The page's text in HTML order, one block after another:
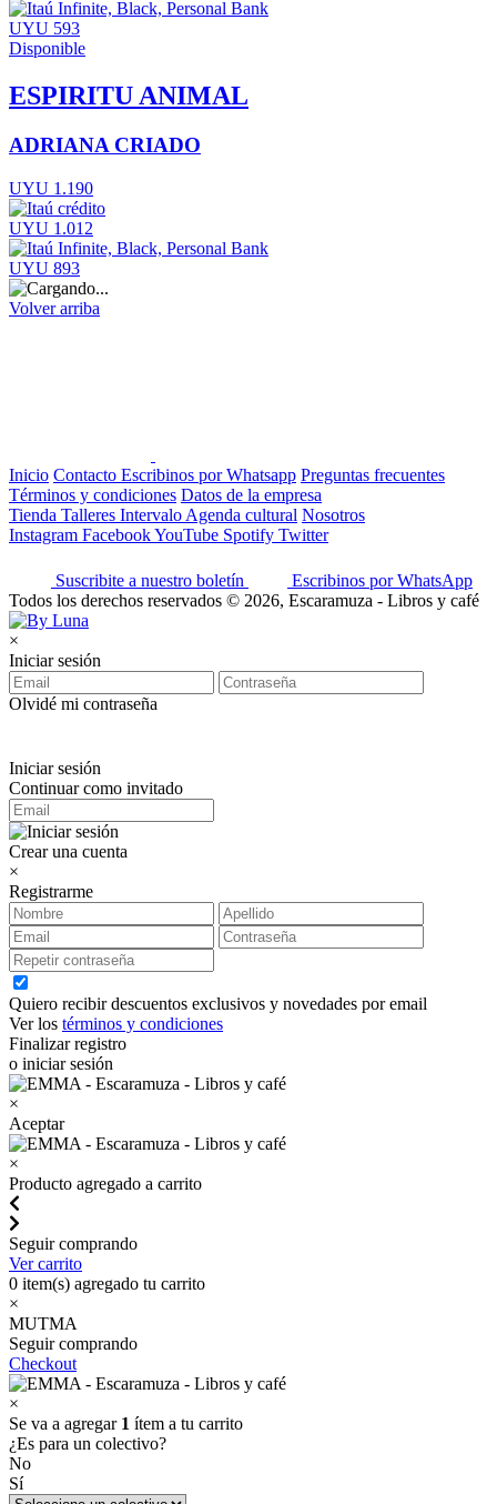
UYU 593
Disponible
ESPIRITU ANIMAL
ADRIANA CRIADO
UYU 1.190
UYU 1.012
UYU 893
Volver arriba
Inicio Contacto Escribinos por Whatsapp Preguntas frecuentes
Términos y condiciones Datos de la empresa
Tienda Talleres Intervalo Agenda cultural Nosotros
Instagram FacebookYouTube Spotify Twitter
Suscribite a nuestro boletín
Escribinos por WhatsApp
Todos los derechos reservados © 2026, Escaramuza - Libros y café
×
Iniciar sesión
Olvidé mi contraseña
Iniciar sesión
Continuar como invitado
Crear una cuenta
×
Registrarme
Quiero recibir descuentos exclusivos y novedades por email
Ver los términos y condiciones
Finalizar registro
o iniciar sesión
×
Aceptar
×
Producto agregado a carrito
Seguir comprando
Ver carrito
0 item(s) agregado tu carrito
×
MUTMA
Seguir comprando
Checkout
×
Se va a agregar 1 ítem a tu carrito
¿Es para un colectivo?
No
Sí